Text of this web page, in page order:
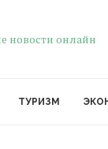
ТУРИЗМ